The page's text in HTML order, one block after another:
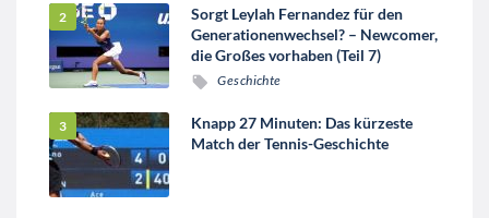
Sorgt Leylah Fernandez für den
Generationenwechsel? – Newcomer,
die Großes vorhaben (Teil 7)
Geschichte
Knapp 27 Minuten: Das kürzeste
Match der Tennis-Geschichte